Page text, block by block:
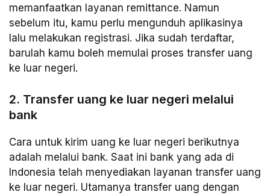
memanfaatkan layanan remittance. Namun
sebelum itu, kamu perlu mengunduh aplikasinya
lalu melakukan registrasi. Jika sudah terdaftar,
barulah kamu boleh memulai proses transfer uang
ke luar negeri.
2. Transfer uang ke luar negeri melalui
bank
Cara untuk kirim uang ke luar negeri berikutnya
adalah melalui bank. Saat ini bank yang ada di
Indonesia telah menyediakan layanan transfer uang
ke luar negeri. Utamanya transfer uang dengan